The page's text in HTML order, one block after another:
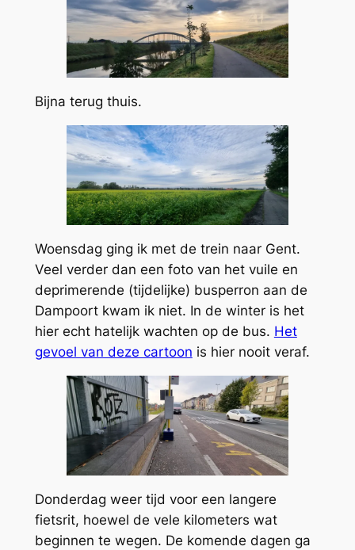
Bijna terug thuis.
Woensdag ging ik met de trein naar Gent.
Veel verder dan een foto van het vuile en
deprimerende (tijdelijke) busperron aan de
Dampoort kwam ik niet. In de winter is het
hier echt hatelijk wachten op de bus. Het
gevoel van deze cartoon is hier nooit veraf.
Donderdag weer tijd voor een langere
fietsrit, hoewel de vele kilometers wat
beginnen te wegen. De komende dagen ga